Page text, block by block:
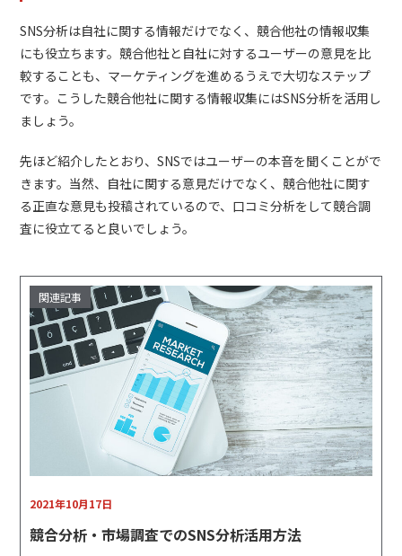
SNS分析は自社に関する情報だけでなく、競合他社の情報収集
にも役立ちます。競合他社と自社に対するユーザーの意見を比
較することも、マーケティングを進めるうえで大切なステップ
です。こうした競合他社に関する情報収集にはSNS分析を活用し
ましょう。
先ほど紹介したとおり、SNSではユーザーの本音を聞くことがで
きます。当然、自社に関する意見だけでなく、競合他社に関す
る正直な意見も投稿されているので、口コミ分析をして競合調
査に役立てると良いでしょう。
2021年10月17日
競合分析・市場調査でのSNS分析活用方法